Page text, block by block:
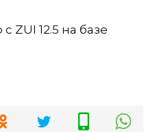
ZUI 12.5 на базе